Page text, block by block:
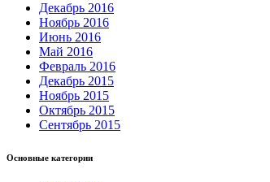
Декабрь 2016
Ноябрь 2016
Июнь 2016
Май 2016
Февраль 2016
Декабрь 2015
Ноябрь 2015
Октябрь 2015
Сентябрь 2015
Основные категории